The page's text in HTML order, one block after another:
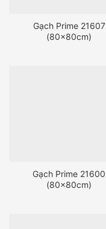
Gạch Prime 21607
(80x80cm)
Gạch Prime 21600
(80x80cm)